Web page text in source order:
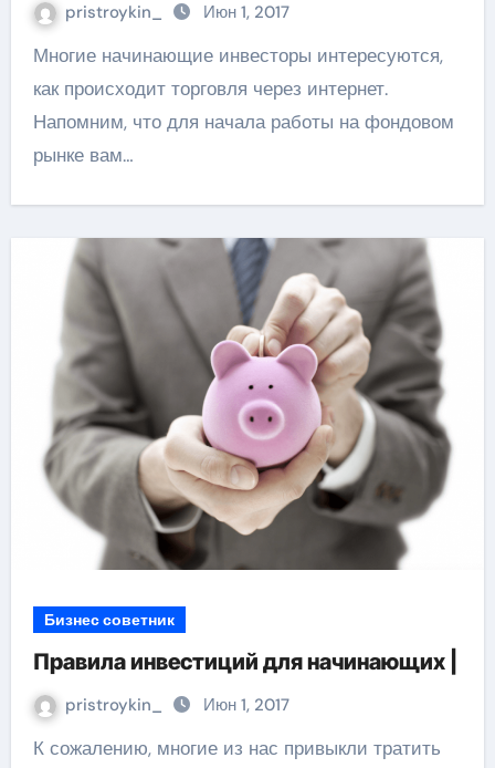
pristroykin_ Июн 1, 2017
Многие начинающие инвесторы интересуются,
как происходит торговля через интернет.
Напомним, что для начала работы на фондовом
рынке вам…
Бизнес советник
Правила инвестиций для начинающих |
pristroykin_ Июн 1, 2017
К сожалению, многие из нас привыкли тратить